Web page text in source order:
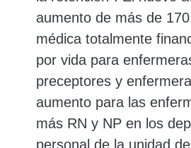
aumento de más de
médica totalmente
por vida para
preceptores y
aumento para las
más RN y NP en los
personal de la unidad